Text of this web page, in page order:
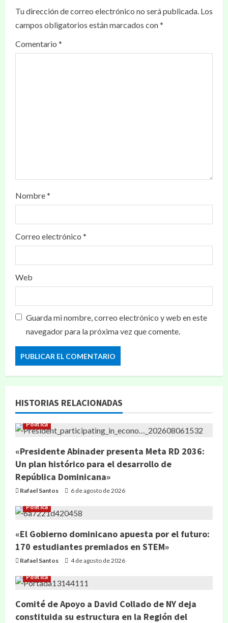
Tu dirección de correo electrónico no será publicada. Los
campos obligatorios están marcados con*
Comentario *
Nombre*
Correo electrónico *
Web
Guarda mi nombre, correo electrónico y web en este
navegador para la próxima vez que comente.
HISTORIAS RELACIONADAS
Política
«Presidente Abinader presenta Meta RD 2036:
Un plan histórico para el desarrollo de
República Dominicana»
Rafael Santos 6 de agosto de 2026
Política
«El Gobierno dominicano apuesta por el futuro:
170 estudiantes premiados en STEM»
Rafael Santos 4 de agosto de 2026
Política
Comité de Apoyo a David Collado de NY deja
constituida su estructura en la Región del